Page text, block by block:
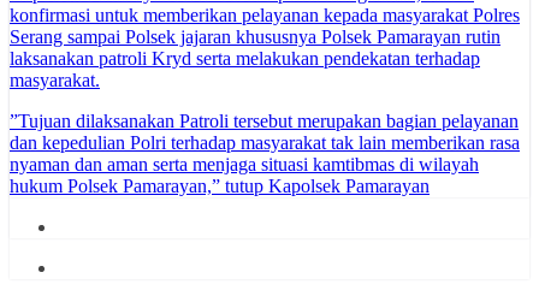
konfirmasi untuk memberikan pelayanan kepada masyarakat Polres
Serang sampai Polsek jajaran khususnya Polsek Pamarayan rutin
laksanakan patroli Kryd serta melakukan pendekatan terhadap
masyarakat.
”Tujuan dilaksanakan Patroli tersebut merupakan bagian pelayanan
dan kepedulian Polri terhadap masyarakat tak lain memberikan rasa
nyaman dan aman serta menjaga situasi kamtibmas di wilayah
hukum Polsek Pamarayan,” tutup Kapolsek Pamarayan